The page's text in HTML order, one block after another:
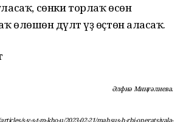
сөнки торлаҡ өсөн
өлөшөн дәүләт үҙ өҫтөнә аласаҡ.
Әлфиә Миңғәлиева.
s-y-s-t-m-kho-u/2023-02-21/mahsus-h-rbi-operatsiyala-